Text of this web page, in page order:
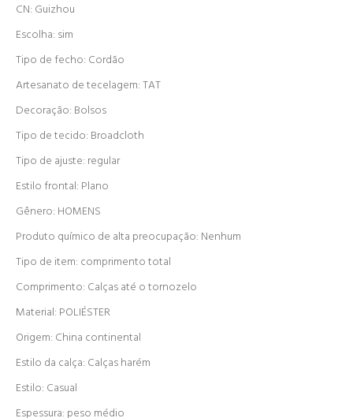
CN: Guizhou
Escolha: sim
Tipo de fecho: Cordão
Artesanato de tecelagem: TAT
Decoração: Bolsos
Tipo de tecido: Broadcloth
Tipo de ajuste: regular
Estilo frontal: Plano
Gênero: HOMENS
Produto químico de alta preocupação: Nenhum
Tipo de item: comprimento total
Comprimento: Calças até o tornozelo
Material: POLIÉSTER
Origem: China continental
Estilo da calça: Calças harém
Estilo: Casual
Espessura: peso médio